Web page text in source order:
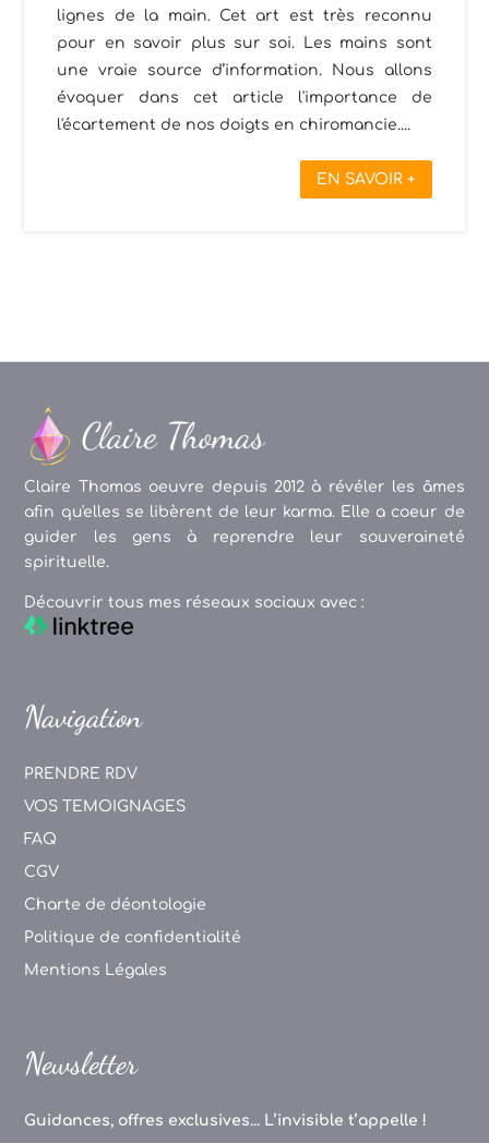
lignes de la main. Cet art est très reconnu
pour en savoir plus sur soi. Les mains sont
une vraie source d’information. Nous allons
évoquer dans cet article l'importance de
l'écartement de nos doigts en chiromancie....
EN SAVOIR +
Claire Thomas oeuvre depuis 2012 à révéler les âmes
afin qu'elles se libèrent de leur karma. Elle a coeur de
guider les gens à reprendre leur souveraineté
spirituelle.
Découvrir tous mes réseaux sociaux avec :
Navigation
PRENDRE RDV
VOS TEMOIGNAGES
FAQ
CGV
Charte de déontologie
Politique de confidentialité
Mentions Légales
Newsletter
Guidances, offres exclusives... L’invisible t’appelle !